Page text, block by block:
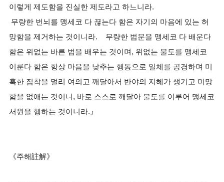
이렇게 제도함을 진실한 제도라고 하느니라.
무량한 번뇌를 맹세코 다 끊는다 함은 자기의 마음에 있는 허
망함을 제거하는 것이니라. 무량한 법문을 맹세코 다 배운다
함은 위없는 바른 법을 배우는 것이며, 위없는 불도를 맹세코
이룬다 함은 항상 마음을 낮추는 행동으로 일체를 공경하며 미
혹한 집착을 멀리 여의고 깨달아서 반야의 지혜가 생기고 미망
함을 없애는 것이니, 바로 스스로 깨달아 불도를 이루어 맹세코
서원을 행하는 것이니라.』
《주해註解》